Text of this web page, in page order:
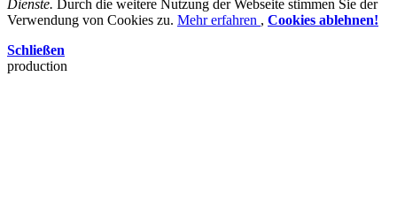
Dienste. Durch die weitere Nutzung der Webseite stimmen Sie der
Verwendung von Cookies zu. Mehr erfahren , Cookies ablehnen!
Schließen
production